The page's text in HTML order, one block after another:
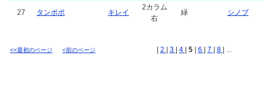
27 タンポポ キレイ
2カラム
右
緑 シノブ
<<最初のページ <前のページ 2 3 4 5 6 7 8 | ...